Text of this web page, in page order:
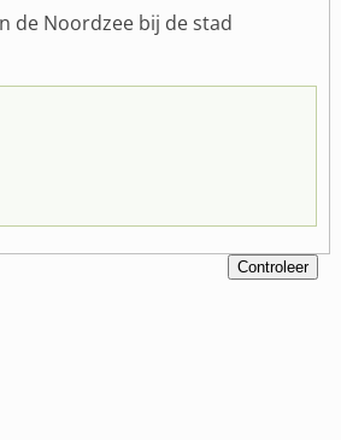
de Noordzee bij de stad